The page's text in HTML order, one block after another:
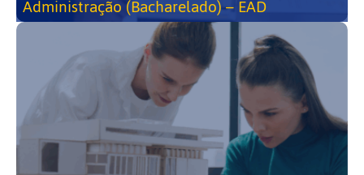
Administração (Bacharelado) – EAD